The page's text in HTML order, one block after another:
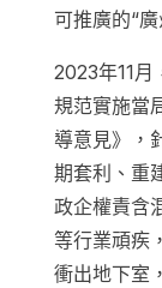
可推廣的“廣
2023年11月
規范實施當
導意見》，
期套利、重
政企權責含
等行業頑疾
衝出地下室